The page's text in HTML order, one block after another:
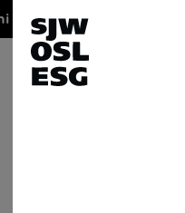
lavorativi